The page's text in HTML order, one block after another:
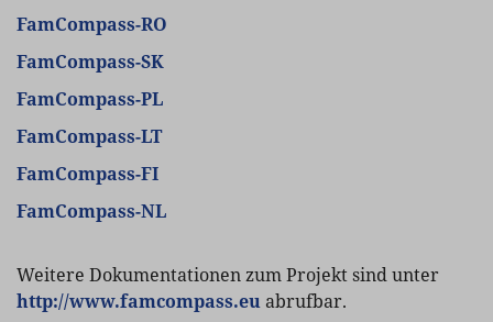
FamCompass-RO
FamCompass-SK
FamCompass-PL
FamCompass-LT
FamCompass-FI
FamCompass-NL
Weitere Dokumentationen zum Projekt sind unter
http://www.famcompass.euabrufbar.